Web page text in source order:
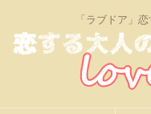
「ラブドア」